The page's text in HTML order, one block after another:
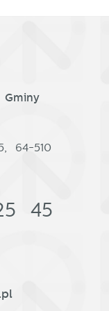
64-510
45